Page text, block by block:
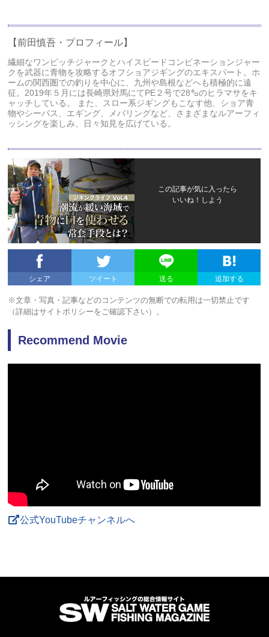
【前田慎吾・プロフィール】
繊細なワンピッチジャークとハイスピードコンビネーションジャー
クを武器に青物を攻略するオフショアジギングのエキスパート。ホ
ームの関西圏での釣りを中心に、九州や島根などへも積極的に遠
征。2019年５月には長崎県対馬にてPE２号で28㌔のヒラマサをキ
ャッチしている。 また、スロー系ジギングもこなす他、ショア青
物やシーバス、エギング、メバリングなど、さまざまなルアーフィ
ッシングを楽しみ、日々知見を広げている。
この記事が気に入ったら
いいね！しよう
シェア ツイート 送る 追加する
※文章・写真・記事などのコンテンツの無断での転用は一切禁止です
（詳細はサイトポリシーをご確認下さい）。
Recommend Movie
公式YouTubeチャンネルへ